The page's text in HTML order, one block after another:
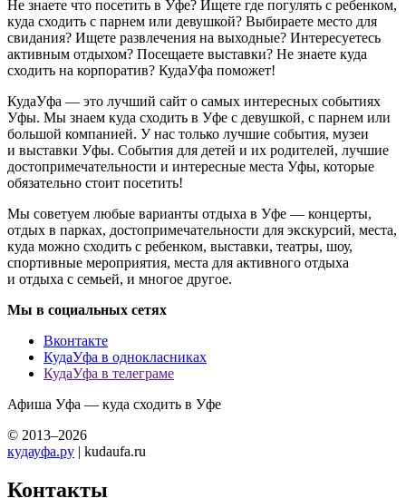
Не знаете что посетить в Уфе? Ищете где погулять с ребенком,
куда сходить с парнем или девушкой? Выбираете место для
свидания? Ищете развлечения на выходные? Интересуетесь
активным отдыхом? Посещаете выставки? Не знаете куда
сходить на корпоратив? КудаУфа поможет!
КудаУфа — это лучший сайт о самых интересных событиях
Уфы. Мы знаем куда сходить в Уфе с девушкой, с парнем или
большой компанией. У нас только лучшие события, музеи
и выставки Уфы. События для детей и их родителей, лучшие
достопримечательности и интересные места Уфы, которые
обязательно стоит посетить!
Мы советуем любые варианты отдыха в Уфе — концерты,
отдых в парках, достопримечательности для экскурсий, места,
куда можно сходить с ребенком, выставки, театры, шоу,
спортивные мероприятия, места для активного отдыха
и отдыха с семьей, и многое другое.
Мы в социальных сетях
Вконтакте
КудаУфа в однокласниках
КудаУфа в телеграме
Афиша Уфа — куда сходить в Уфе
© 2013–2026
кудауфа.ру | kudaufa.ru
Контакты